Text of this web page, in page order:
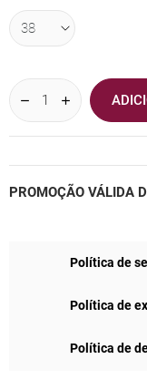
PROMOÇÃO
Política de
Política de
Política de